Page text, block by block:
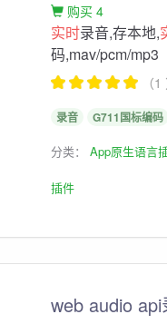
购买 4
实时录音,存本地,
码,mav/pcm/mp3
（
录音 G711国标编码
分类：App原生语言
插件
web audio